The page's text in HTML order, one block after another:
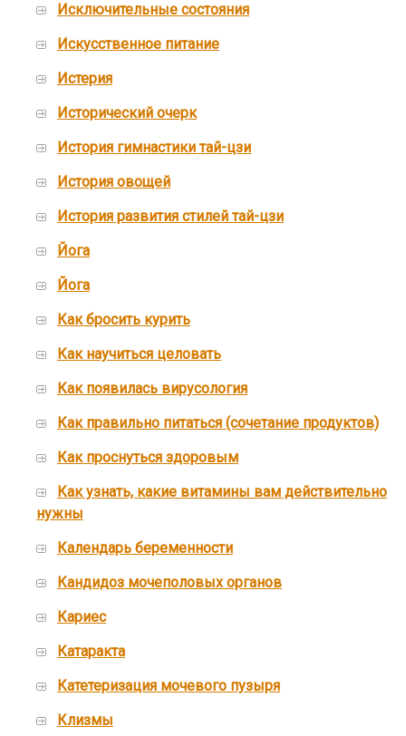
Исключительные состояния
Искусственное питание
Истерия
Исторический очерк
История гимнастики тай-цзи
История овощей
История развития стилей тай-цзи
Йога
Йога
Как бросить курить
Как научиться целовать
Как появилась вирусология
Как правильно питаться (сочетание продуктов)
Как проснуться здоровым
Как узнать, какие витамины вам действительно
нужны
Календарь беременности
Кандидоз мочеполовых органов
Кариес
Катаракта
Катетеризация мочевого пузыря
Клизмы